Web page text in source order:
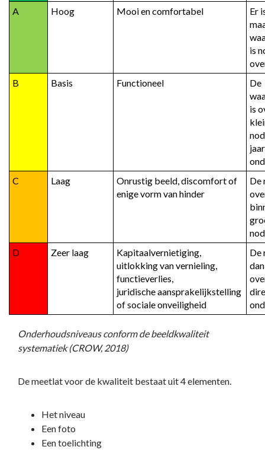
A
Hoog Mooi en comfortabel
Er
is
B
Basis Functioneel
De
is
C
Laag
Onrustig beeld, discomfort of
enige vorm van hinder
De
D
Zeer laag
Kapitaalvernietiging,
uitlokking van vernieling,
functieverlies,
juridische aansprakelijkstelling
of sociale onveiligheid
De
Onderhoudsniveaus conform de beeldkwaliteit
systematiek (CROW, 2018)
De meetlat voor de kwaliteit bestaat uit 4 elementen.
Het niveau
Een foto
Een toelichting